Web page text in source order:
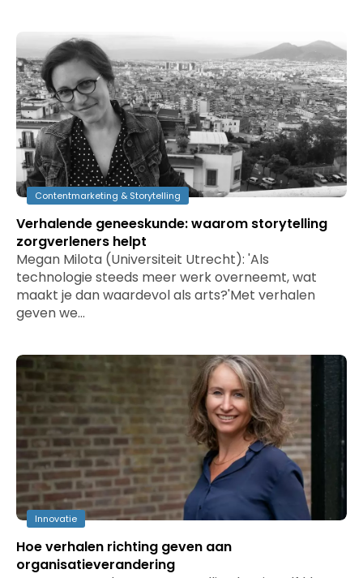
Contentmarketing & Storytelling
Verhalende geneeskunde: waarom storytelling
zorgverleners helpt
Megan Milota (Universiteit Utrecht): 'Als
technologie steeds meer werk overneemt, wat
maakt je dan waardevol als arts?'Met verhalen
geven we…
Innovatie
Hoe verhalen richting geven aan
organisatieverandering